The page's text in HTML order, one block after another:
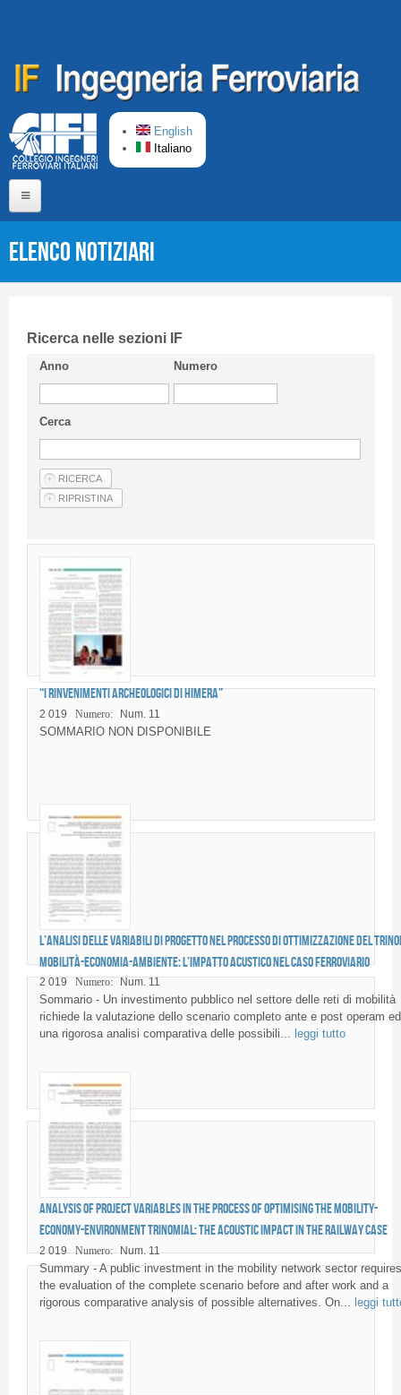
English
Italiano
CIFI in breve
Linee Guida
Privacy Policy
Articoli
Fornitori di prodotti e servizi
Elenco Notiziari
Ricerca nelle sezioni IF
Anno Numero
Cerca
“I rinvenimenti archeologici di Himera”
2 019 Numero: Num. 11
SOMMARIO NON DISPONIBILE
L’analisi delle variabili di progetto nel processo di ottimizzazione del
mobilità-economia-ambiente: l’impatto acustico nel caso ferroviario
2 019 Numero: Num. 11
Sommario - Un investimento pubblico nel settore delle reti di mobilità
richiede la valutazione dello scenario completo ante e post operam ed
una rigorosa analisi comparativa delle possibili... leggi tutto
Analysis of project variables in the process of optimising the mobility-
economy-environment trinomial: the acoustic impact in the railway case
2 019 Numero: Num. 11
Summary - A public investment in the mobility network sector requires
the evaluation of the complete scenario before and after work and a
rigorous comparative analysis of possible alternatives. On... leggi